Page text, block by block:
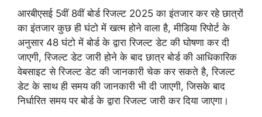
आरबीएसई 5वीं 8वीं बोर्ड रिजल्ट 2025 का इंतजार कर रहे छात्रों
का इंतजार कुछ ही घंटो में खत्म होने वाला है, मीडिया रिपोर्ट के
अनुसार 48 घंटो में बोर्ड के द्वारा रिजल्ट डेट की घोषणा कर दी
जाएगी, रिजल्ट डेट जारी होने के बाद छात्र बोर्ड की आधिकारिक
वेबसाइट से रिजल्ट डेट की जानकारी चेक कर सकते है, रिजल्ट
डेट के साथ ही समय की जानकारी भी दी जाएगी, जिसके बाद
निर्धारित समय पर बोर्ड के द्वारा रिजल्ट जारी कर दिया जाएगा।